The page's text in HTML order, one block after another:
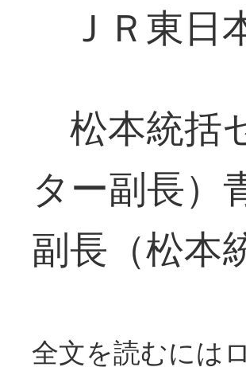
ＪＲ東日
松本統括
ター副長）
副長（松本
全文を読むには